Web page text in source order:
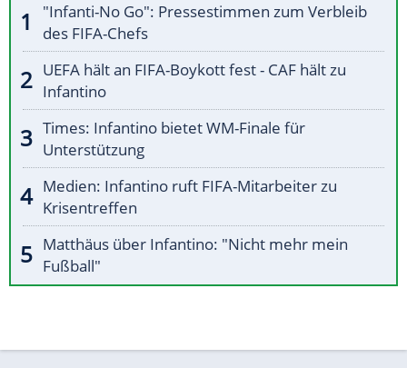
"Infanti-No Go": Pressestimmen zum Verbleib
des FIFA-Chefs
UEFA hält an FIFA-Boykott fest - CAF hält zu
Infantino
Times: Infantino bietet WM-Finale für
Unterstützung
Medien: Infantino ruft FIFA-Mitarbeiter zu
Krisentreffen
Matthäus über Infantino: "Nicht mehr mein
Fußball"